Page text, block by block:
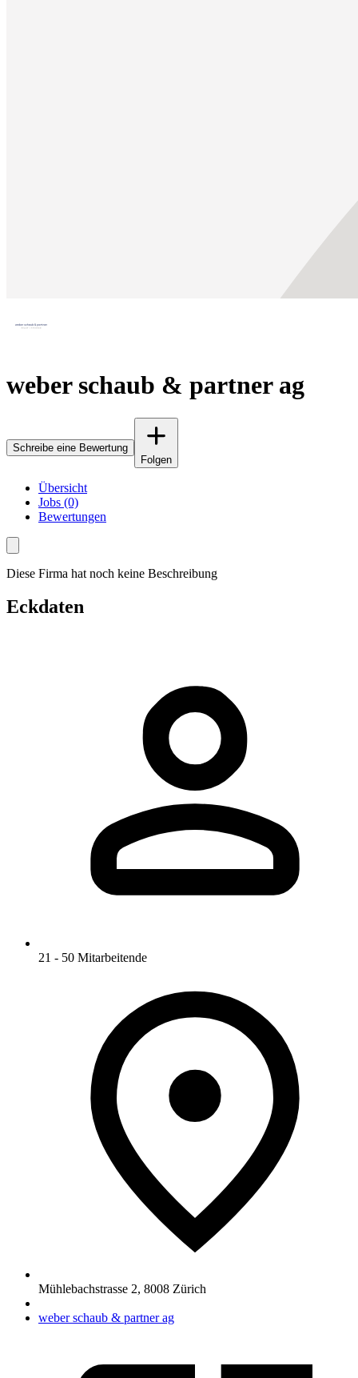
weber schaub & partner ag
Schreibe eine Bewertung
Folgen
Übersicht
Jobs (0)
Bewertungen
Diese Firma hat noch keine Beschreibung
Eckdaten
21 - 50 Mitarbeitende
Mühlebachstrasse 2, 8008 Zürich
weber schaub & partner ag